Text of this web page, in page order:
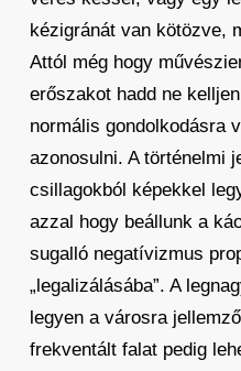
kézigránát van kötözve,
Attól még hogy
erőszakot hadd ne
normális gondolkodásra
azonosulni. A történelmi
csillagokból képekkel
azzal hogy beállunk a
sugalló negatívizmus
„legalizálásába”. A
legyen a városra
frekventált falat pedig